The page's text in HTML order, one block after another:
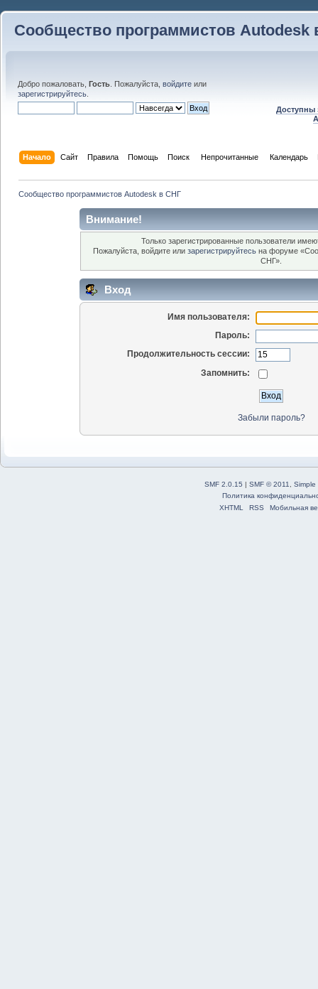
Сообщество программистов Autodesk
Добро пожаловать, Гость . Пожалуйста, войдите или
зарегистрируйтесь
Доступны
Начало Сайт Правила Помощь Поиск Непрочитанные Календарь
Сообщество программистов Autodesk в СНГ
Внимание!
Только зарегистрированные пользователи
Пожалуйста, войдите или зарегистрируйтесь на форуме
СНГ».
Вход
Имя пользователя:
Пароль:
Продолжительность сессии:
Запомнить:
Забыли пароль?
SMF 2.0.15 | SMF © 2011
Simple
Политика
XHTML
RSS Мобильная